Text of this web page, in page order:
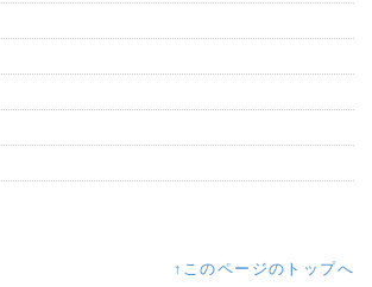
↑このページのトップへ